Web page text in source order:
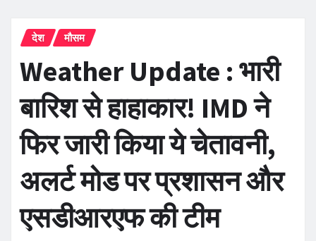
देश मौसम
Weather Update : भारी
बारिश से हाहाकार! IMD ने
फिर जारी किया ये चेतावनी,
अलर्ट मोड पर प्रशासन और
एसडीआरएफ की टीम